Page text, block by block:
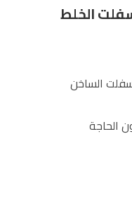
الخلط
الساخن
الحاجة